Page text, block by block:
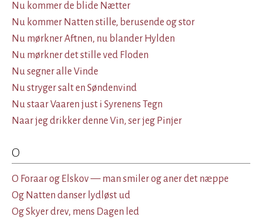
Nu kommer de blide Nætter
Nu kommer Natten stille, berusende og stor
Nu mørkner Aftnen, nu blander Hylden
Nu mørkner det stille ved Floden
Nu segner alle Vinde
Nu stryger salt en Søndenvind
Nu staar Vaaren just i Syrenens Tegn
Naar jeg drikker denne Vin, ser jeg Pinjer
O
O Foraar og Elskov — man smiler og aner det næppe
Og Natten danser lydløst ud
Og Skyer drev, mens Dagen led